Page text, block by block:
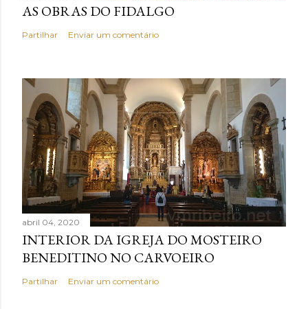
AS OBRAS DO FIDALGO
Partilhar Enviar um comentário
abril 04, 2020
INTERIOR DA IGREJA DO MOSTEIRO
BENEDITINO NO CARVOEIRO
Partilhar Enviar um comentário